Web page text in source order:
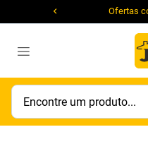
Ofertas
Encontre um produto...